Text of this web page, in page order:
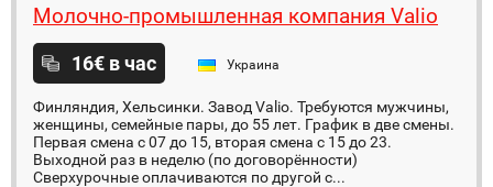
Молочно-промышленная компания Valio
16€ в час Украина
Финляндия, Хельсинки. Завод Valio. Требуются мужчины,
женщины, семейные пары, до 55 лет. График в две смены.
Первая смена с 07 до 15, вторая смена с 15 до 23.
Выходной раз в неделю (по договорённости)
Сверхурочные оплачиваются по другой с...